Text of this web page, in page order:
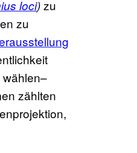
loci)zu
zu
zählten